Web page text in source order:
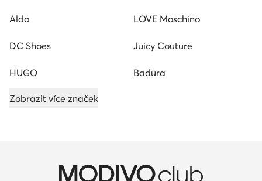
Aldo LOVE Moschino
DC Shoes Juicy Couture
HUGO Badura
Zobrazit více značek